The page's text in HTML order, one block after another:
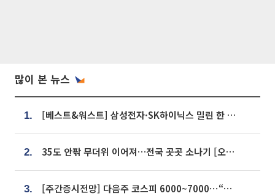
많이 본 뉴스
1. [베스트&워스트] 삼성전자·SK하이닉스 밀린 한 주…상상인증권은 85% 급등
2. 35도 안팎 무더위 이어져…전국 곳곳 소나기 [오늘 날씨]
3. [주간증시전망] 다음주 코스피 6000~7000⋯“外人 수급은 정책이 변수”